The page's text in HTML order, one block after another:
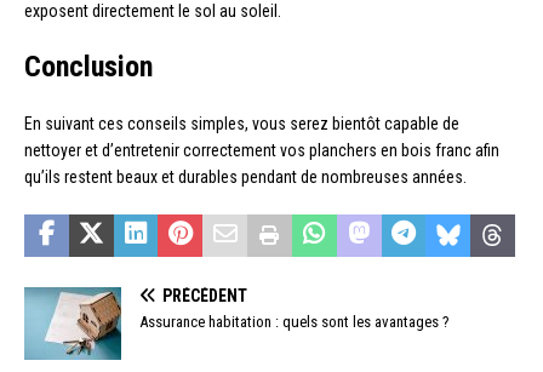
exposent directement le sol au soleil.
Conclusion
En suivant ces conseils simples, vous serez bientôt capable de
nettoyer et d’entretenir correctement vos planchers en bois franc afin
qu’ils restent beaux et durables pendant de nombreuses années.
PRÉCÉDENT
Assurance habitation : quels sont les avantages ?